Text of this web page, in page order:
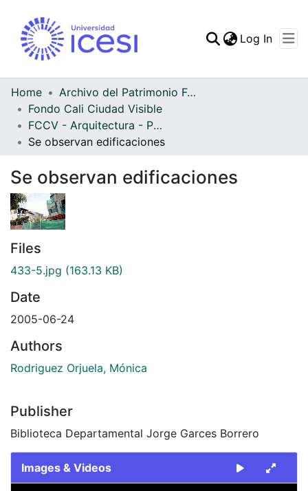
Log In
Home
Archivo del Patrimonio Fotográfico y Fílmico del Valle del Cauca
Fondo Cali Ciudad Visible
FCCV - Arquitectura - Patrimonial
Se observan edificaciones
Se observan edificaciones
Files
433-5.jpg (163.13 KB)
Date
2005-06-24
Authors
Rodriguez Orjuela, Mónica
Publisher
Biblioteca Departamental Jorge Garces Borrero
Images & Videos